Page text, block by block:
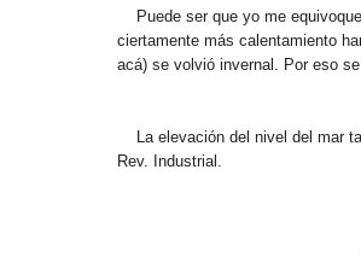
Puede ser que yo me
ciertamente más calentamiento
acá) se volvió invernal. Por eso
La elevación del nivel del mar
Rev. Industrial.